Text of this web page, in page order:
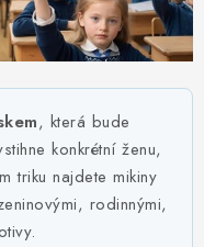
, která bude
konkrétní ženu,
triku najdete mikiny
rodinnými,